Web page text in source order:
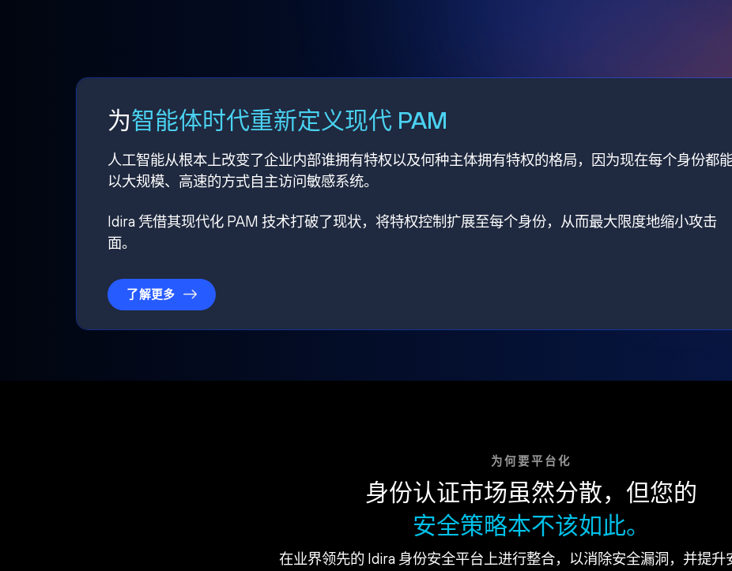
为智能体时代重新定义现代 PAM
人工智能从根本上改变了企业内部谁拥有特权以及何种主体拥有特权的格局，因为现在每个身份都
以大规模、高速的方式自主访问敏感系统。
Idira 凭借其现代化 PAM 技术打破了现状，将特权控制扩展至每个身份，从而最大限度地缩小攻击
面。
了解更多
为何要平台化
身份认证市场虽然分散，但您的
安全策略本不该如此。
在业界领先的 Idira 身份安全平台上进行整合，以消除安全漏洞，并提升